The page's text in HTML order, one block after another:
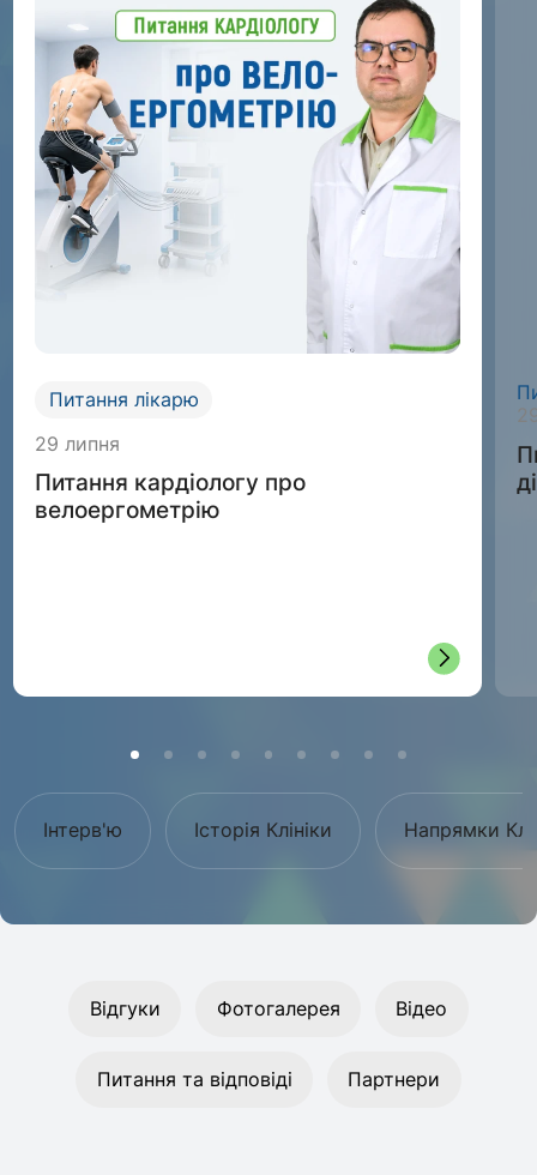
Питання лікарю
29 липня
Питання кардіологу про
велоергометрію
Інтерв'ю Історія Клініки Напрямки
Відгуки Фотогалерея Відео
Питання та відповіді Партнери